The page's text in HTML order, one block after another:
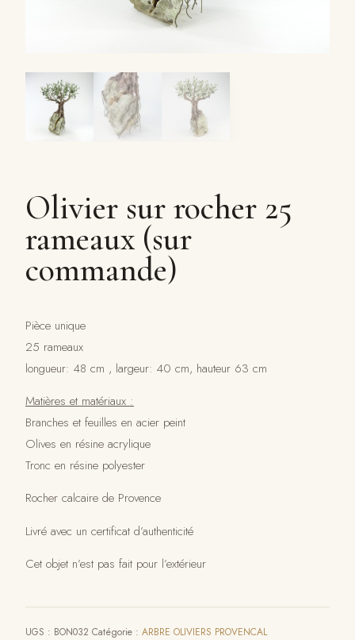
Olivier sur rocher 25
rameaux (sur
commande)
Pièce unique
25 rameaux
longueur: 48 cm , largeur: 40 cm, hauteur 63 cm
Matières et matériaux :
Branches et feuilles en acier peint
Olives en résine acrylique
Tronc en résine polyester
Rocher calcaire de Provence
Livré avec un certificat d’authenticité
Cet objet n’est pas fait pour l’extérieur
UGS : BON032 Catégorie : ARBRE OLIVIERS PROVENCAL